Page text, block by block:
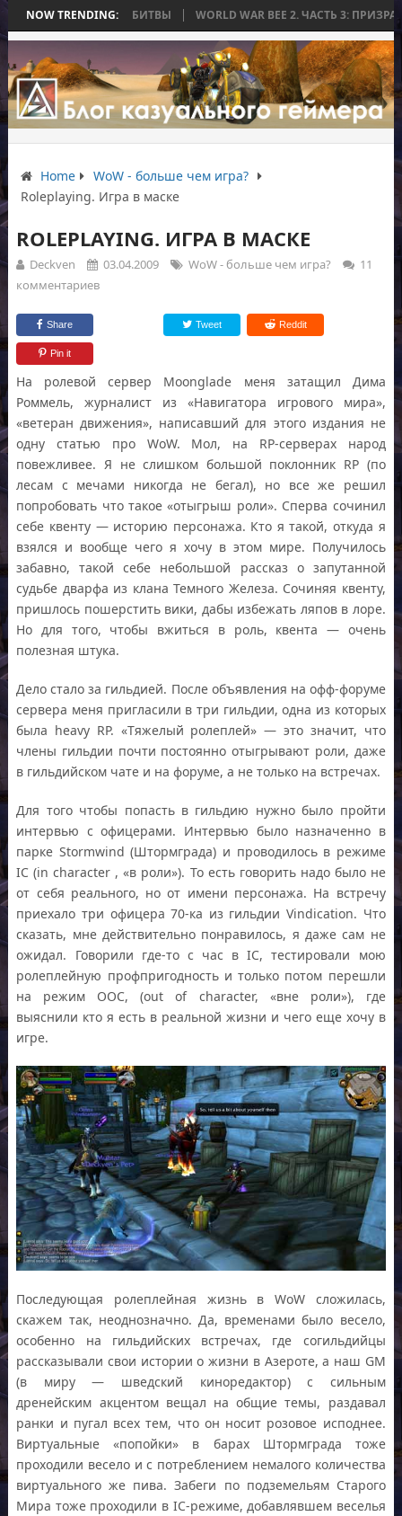
NOW TRENDING:
БЕЗ БИТВЫ WORLD WAR BEE 2. ЧАСТЬ 3:
Home
WoW - больше чем игра?
Roleplaying. Игра в маске
ROLEPLAYING. ИГРА В МАСКЕ
Deckven 03.04.2009 WoW - больше чем игра?
11
комментариев
Share Tweet Reddit
Pin it
На ролевой сервер Moonglade меня затащил Дима
Роммель, журналист из «Навигатора игрового мира»,
«ветеран движения», написавший для этого издания не
одну статью про WoW. Мол, на RP-серверах народ
повежливее. Я не слишком большой поклонник RP (по
лесам с мечами никогда не бегал), но все же решил
попробовать что такое «отыгрыш роли». Сперва сочинил
себе квенту — историю персонажа. Кто я такой, откуда я
взялся и вообще чего я хочу в этом мире. Получилось
забавно, такой себе небольшой рассказ о запутанной
судьбе дварфа из клана Темного Железа. Сочиняя квенту,
пришлось пошерстить вики, дабы избежать ляпов в лоре.
Но для того, чтобы вжиться в роль, квента — очень
полезная штука.
Дело стало за гильдией. После объявления на офф-форуме
сервера меня пригласили в три гильдии, одна из которых
была heavy RP. «Тяжелый ролеплей» — это значит, что
члены гильдии почти постоянно отыгрывают роли, даже
в гильдийском чате и на форуме, а не только на встречах.
Для того чтобы попасть в гильдию нужно было пройти
интервью с офицерами. Интервью было назначенно в
парке Stormwind (Штормграда) и проводилось в режиме
IC (in character , «в роли»). То есть говорить надо было не
от себя реального, но от имени персонажа. На встречу
приехало три офицера 70-ка из гильдии Vindication. Что
сказать, мне действительно понравилось, я даже сам не
ожидал. Говорили где-то с час в IC, тестировали мою
ролеплейную профпригодность и только потом перешли
на режим OOC, (out of character, «вне роли»), где
выяснили кто я есть в реальной жизни и чего еще хочу в
игре.
Последующая ролеплейная жизнь в WoW сложилась,
скажем так, неоднозначно. Да, временами было весело,
особенно на гильдийских встречах, где согильдийцы
рассказывали свои истории о жизни в Азероте, а наш GM
(в миру — шведский киноредактор) с сильным
дренейским акцентом вещал на общие темы, раздавал
ранки и пугал всех тем, что он носит розовое исподнее.
Виртуальные «попойки» в барах Штормграда тоже
проходили весело и с потреблением немалого количества
виртуального же пива. Забеги по подземельям Старого
Мира тоже проходили в IC-режиме, добавлявшем веселья